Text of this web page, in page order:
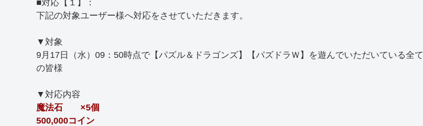
■対応【１】：
下記の対象ユーザー様へ対応をさせていただきます。
▼対象
9月17日（水）09：50時点で【パズル＆ドラゴンズ】【パズドラＷ】を遊んでいただいている全て
の皆様
▼対応内容
魔法石 ×5個
500,000コイン